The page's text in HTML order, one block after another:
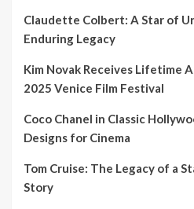
Claudette Colbert: A Star of
Enduring Legacy
Kim Novak Receives Lifetime
2025 Venice Film Festival
Coco Chanel in Classic
Designs for Cinema
Tom Cruise: The Legacy of a
Story